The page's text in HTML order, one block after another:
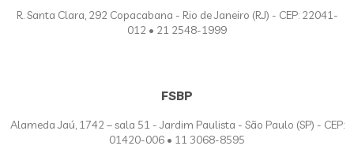
R. Santa Clara, 292 Copacabana - Rio de Janeiro (RJ) - CEP: 22041-
012 • 21 2548-1999
FSBP
Alameda Jaú, 1742 – sala 51 - Jardim Paulista - São Paulo (SP) - CEP:
01420-006 • 11 3068-8595